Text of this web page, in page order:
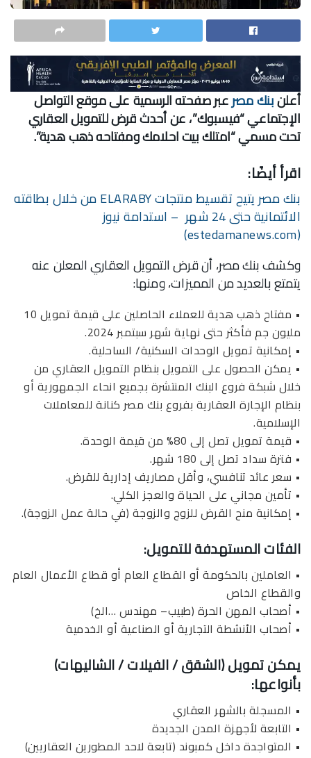
أعلنبنك مصرعبر صفحته الرسمية على موقع التواصل
الإجتماعي “فيسبوك”، عن أحدث قرض للتمويل العقاري
تحت مسمي “امتلك بيت احلامك ومفتاحه ذهب هدية”.
اقرأ أيضًا:
بنك مصر يتيح تقسيط منتجات ELARABY من خلال بطاقته
الائتمانية حتى 24 شهر – استدامة نيوز
(estedamanews.com)
وكشف بنك مصر، أن قرض التمويل العقاري المعلن عنه
يتمتع بالعديد من المميزات، ومنها:
• مفتاح ذهب هدية للعملاء الحاصلين على قيمة تمويل 10
مليون جم فأكثر حتى نهاية شهر سبتمبر 2024.
• إمكانية تمويل الوحدات السكنية/ الساحلية.
• يمكن الحصول على التمويل بنظام التمويل العقاري من
خلال شبكة فروع البنك المنتشرة بجميع انحاء الجمهورية أو
بنظام الإجارة العقارية بفروع بنك مصر كنانة للمعاملات
الإسلامية.
• قيمة تمويل تصل إلى 80% من قيمة الوحدة.
• فترة سداد تصل إلى 180 شهر.
• سعر عائد تنافسي، وأقل مصاريف إدارية للقرض.
• تأمين مجاني على الحياة والعجز الكلي.
• إمكانية منح القرض للزوج والزوجة (في حالة عمل الزوجة).
الفئات المستهدفة للتمويل:
• العاملين بالحكومة أو القطاع العام أو قطاع الأعمال العام
والقطاع الخاص
• أصحاب المهن الحرة (طبيب– مهندس …الخ)
• أصحاب الأنشطة التجارية أو الصناعية أو الخدمية
يمكن تمويل (الشقق / الفيلات / الشاليهات)
بأنواعها:
• المسجلة بالشهر العقاري
• التابعة لأجهزة المدن الجديدة
• المتواجدة داخل كمبوند (تابعة لاحد المطورين العقاريين)